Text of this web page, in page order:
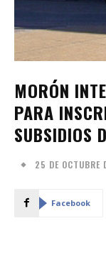
MORÓN
PARA
SUBSIDIOS
25 DE OCTUBRE
Facebook